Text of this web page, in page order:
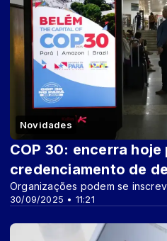
Novidades
30/09/2025 • 11:21
COP 30: encerra hoje
credenciamento de
Organizações podem se